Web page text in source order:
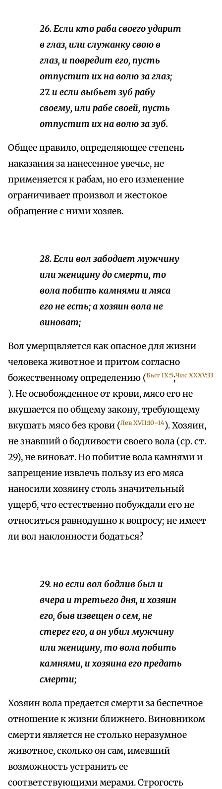
26. Если кто раба своего ударит
в глаз, или служанку свою в
глаз, и повредит его, пусть
отпустит их на волю за глаз;
27. и если выбьет зуб рабу
своему, или рабе своей, пусть
отпустит их на волю за зуб.
Общее правило, определяющее степень
наказания за нанесенное увечье, не
применяется к рабам, но его изменение
ограничивает произвол и жестокое
обращение с ними хозяев.
28. Если вол забодает мужчину
или женщину до смерти, то
вола побить камнями и мяса
его не есть; а хозяин вола не
виноват;
Вол умерщвляется как опасное для жизни
человека животное и притом согласно
божественному определению (Быт IX:5;Чис XXXV:33
). Не освобожденное от крови, мясо его не
вкушается по общему закону, требующему
вкушать мясо без крови (Лев XVII:10–14). Хозяин,
не знавший о бодливости своего вола (ср. ст.
29), не виноват. Но побитие вола камнями и
запрещение извлечь пользу из его мяса
наносили хозяину столь значительный
ущерб, что естественно побуждали его не
относиться равнодушно к вопросу; не имеет
ли вол наклонности бодаться?
29. но если вол бодлив был и
вчера и третьего дня, и хозяин
его, быв извещен о сем, не
стерег его, а он убил мужчину
или женщину, то вола побить
камнями, и хозяина его предать
смерти;
Хозяин вола предается смерти за беспечное
отношение к жизни ближнего. Виновником
смерти является не столько неразумное
животное, сколько он сам, имевший
возможность устранить ее
соответствующими мерами. Строгость